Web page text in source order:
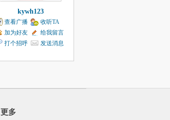
kywh123
查看广播
收听TA
加为好友
给我留言
打个招呼
发送消息
更多